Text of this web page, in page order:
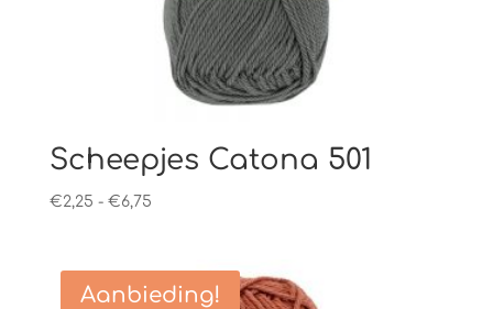
Scheepjes Catona 501
€2,25 - €6,75Prijsklasse:
Aanbieding!